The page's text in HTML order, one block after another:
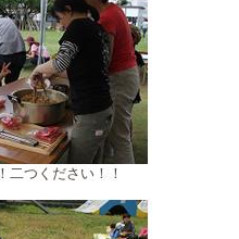
二つください！！